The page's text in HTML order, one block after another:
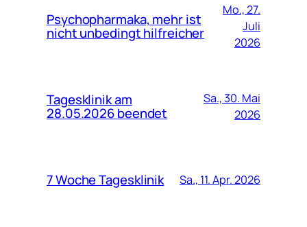
Psychopharmaka, mehr ist
nicht unbedingt hilfreicher
Mo., 27.
Juli
2026
Tagesklinik am
28.05.2026 beendet
Sa., 30. Mai
2026
7 Woche Tagesklinik Sa., 11. Apr. 2026